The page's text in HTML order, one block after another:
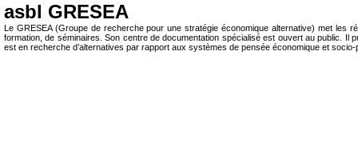
asbl GRESEA
Le GRESEA (Groupe de recherche pour une stratégie économique alternative) met les
formation, de séminaires. Son centre de documentation spécialisé est ouvert au public.
est en recherche d’alternatives par rapport aux systèmes de pensée économique et socio-